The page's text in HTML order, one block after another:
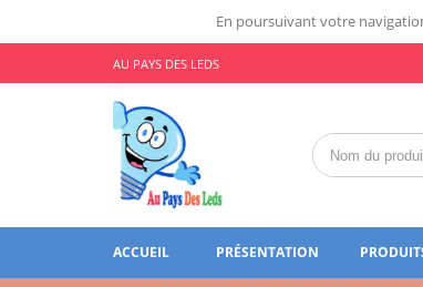
En poursuivant votre
AU PAYS DES LEDS
ACCUEIL PRÉSENTATION